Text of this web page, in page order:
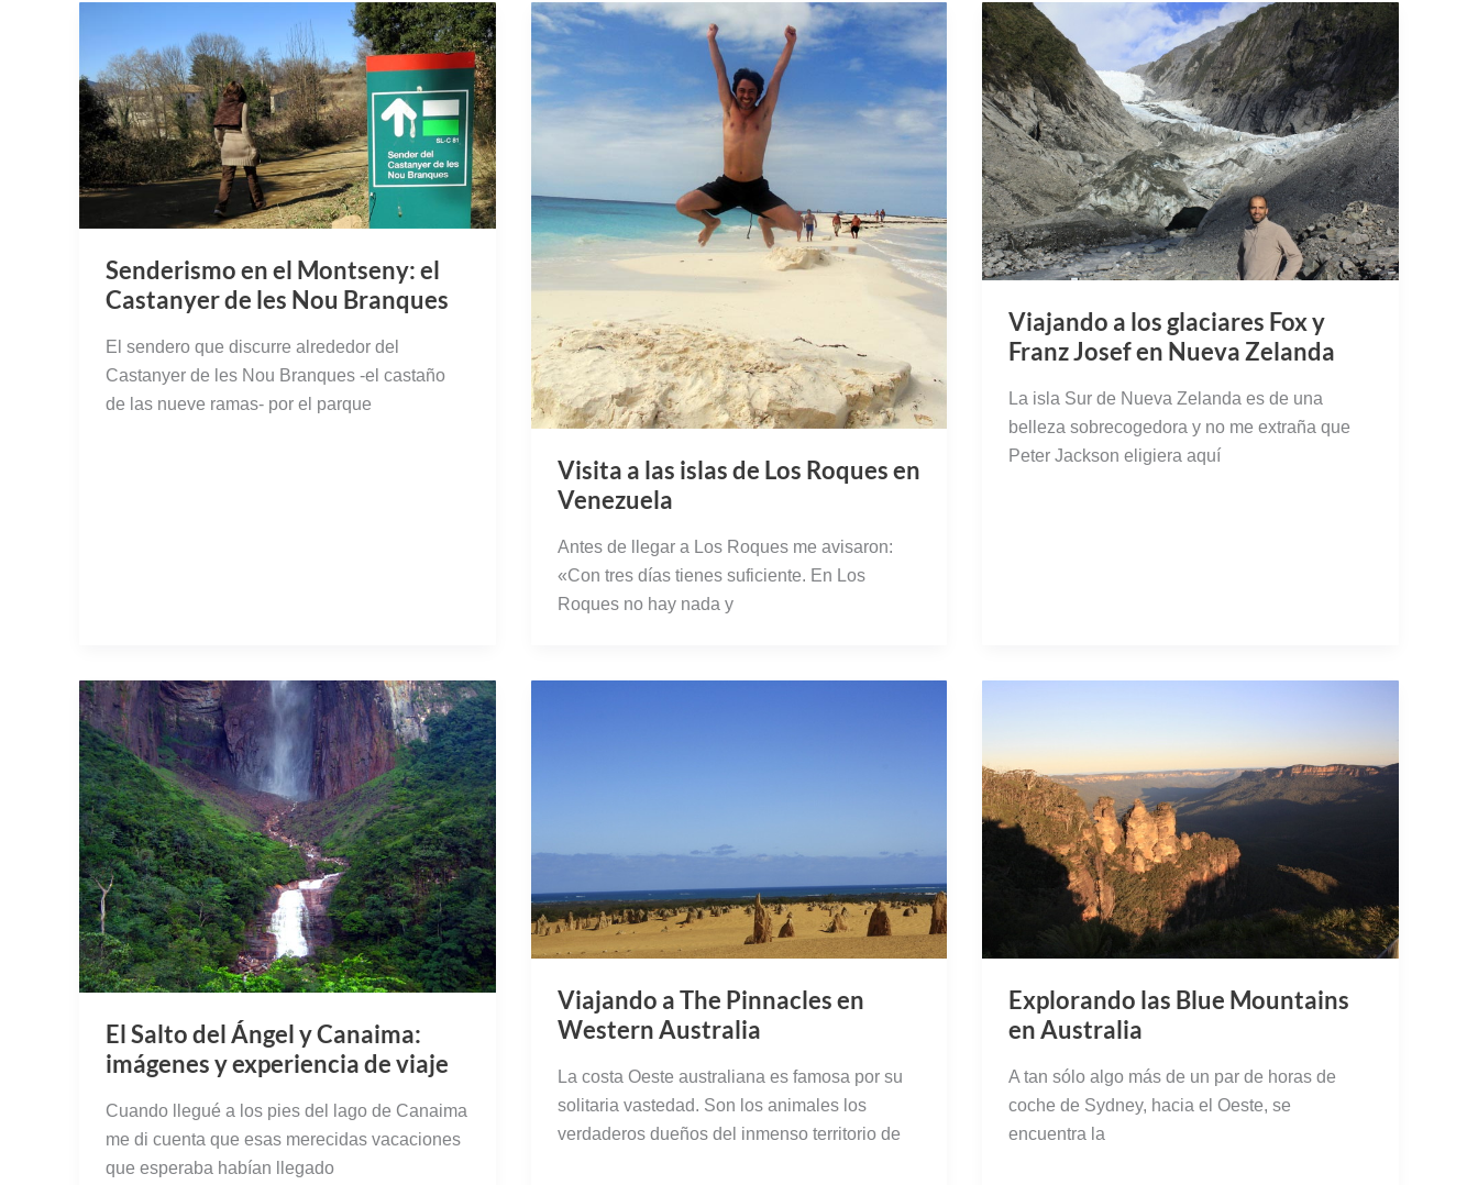
Senderismo en el Montseny: el
Castanyer de les Nou Branques
El sendero que discurre alrededor del
Castanyer de les Nou Branques -el castaño
de las nueve ramas- por el parque
Visita a las islas de Los Roques en
Venezuela
Antes de llegar a Los Roques me avisaron:
«Con tres días tienes suficiente. En Los
Roques no hay nada y
Viajando a los glaciares Fox y
Franz Josef en Nueva Zelanda
La isla Sur de Nueva Zelanda es de una
belleza sobrecogedora y no me extraña que
Peter Jackson eligiera aquí
El Salto del Ángel y Canaima:
imágenes y experiencia de viaje
Cuando llegué a los pies del lago de Canaima
me di cuenta que esas merecidas vacaciones
que esperaba habían llegado
Viajando a The Pinnacles en
Western Australia
La costa Oeste australiana es famosa por su
solitaria vastedad. Son los animales los
verdaderos dueños del inmenso territorio de
Explorando las Blue Mountains
en Australia
A tan sólo algo más de un par de horas de
coche de Sydney, hacia el Oeste, se
encuentra la